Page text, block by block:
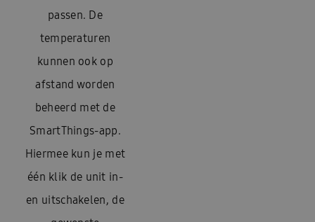
passen. De
temperaturen
kunnen ook op
afstand worden
beheerd met de
SmartThings-app.
Hiermee kun je met
één klik de unit in-
en uitschakelen, de